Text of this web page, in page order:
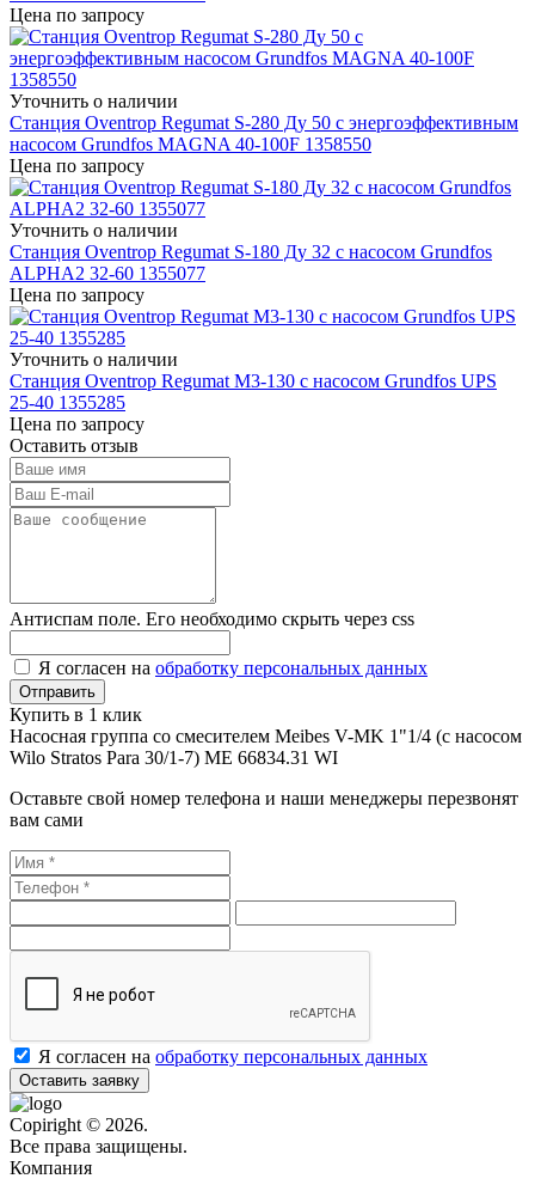
Цена по запросу
Уточнить о наличии
Станция Oventrop Regumat S-280 Ду 50 с энергоэффективным
насосом Grundfos MAGNA 40-100F 1358550
Цена по запросу
Уточнить о наличии
Станция Oventrop Regumat S-180 Ду 32 с насосом Grundfos
ALPHA2 32-60 1355077
Цена по запросу
Уточнить о наличии
Станция Oventrop Regumat M3-130 с насосом Grundfos UPS
25-40 1355285
Цена по запросу
Оставить отзыв
Антиспам поле. Его необходимо скрыть через css
Я согласен на обработку персональных данных
Купить в 1 клик
Насосная группа со смесителем Meibes V-MK 1"1/4 (с насосом
Wilo Stratos Para 30/1-7) ME 66834.31 WI
Оставьте свой номер телефона и наши менеджеры перезвонят
вам сами
Я согласен на обработку персональных данных
Оставить заявку
Copiright © 2026.
Все права защищены.
Компания